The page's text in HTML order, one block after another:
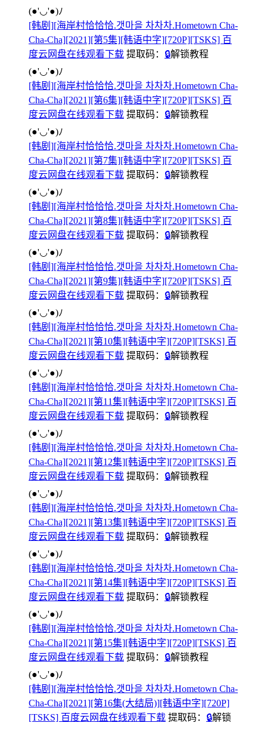
(●'◡'●)ﾉ
[韩剧][海岸村恰恰恰.갯마을 차차차.Hometown Cha-
Cha-Cha][2021][第5集][韩语中字][720P][TSKS] 百
度云网盘在线观看下载 提取码： 🔒解锁教程
(●'◡'●)ﾉ
[韩剧][海岸村恰恰恰.갯마을 차차차.Hometown Cha-
Cha-Cha][2021][第6集][韩语中字][720P][TSKS] 百
度云网盘在线观看下载 提取码： 🔒解锁教程
(●'◡'●)ﾉ
[韩剧][海岸村恰恰恰.갯마을 차차차.Hometown Cha-
Cha-Cha][2021][第7集][韩语中字][720P][TSKS] 百
度云网盘在线观看下载 提取码： 🔒解锁教程
(●'◡'●)ﾉ
[韩剧][海岸村恰恰恰.갯마을 차차차.Hometown Cha-
Cha-Cha][2021][第8集][韩语中字][720P][TSKS] 百
度云网盘在线观看下载 提取码： 🔒解锁教程
(●'◡'●)ﾉ
[韩剧][海岸村恰恰恰.갯마을 차차차.Hometown Cha-
Cha-Cha][2021][第9集][韩语中字][720P][TSKS] 百
度云网盘在线观看下载 提取码： 🔒解锁教程
(●'◡'●)ﾉ
[韩剧][海岸村恰恰恰.갯마을 차차차.Hometown Cha-
Cha-Cha][2021][第10集][韩语中字][720P][TSKS] 百
度云网盘在线观看下载 提取码： 🔒解锁教程
(●'◡'●)ﾉ
[韩剧][海岸村恰恰恰.갯마을 차차차.Hometown Cha-
Cha-Cha][2021][第11集][韩语中字][720P][TSKS] 百
度云网盘在线观看下载 提取码： 🔒解锁教程
(●'◡'●)ﾉ
[韩剧][海岸村恰恰恰.갯마을 차차차.Hometown Cha-
Cha-Cha][2021][第12集][韩语中字][720P][TSKS] 百
度云网盘在线观看下载 提取码： 🔒解锁教程
(●'◡'●)ﾉ
[韩剧][海岸村恰恰恰.갯마을 차차차.Hometown Cha-
Cha-Cha][2021][第13集][韩语中字][720P][TSKS] 百
度云网盘在线观看下载 提取码： 🔒解锁教程
(●'◡'●)ﾉ
[韩剧][海岸村恰恰恰.갯마을 차차차.Hometown Cha-
Cha-Cha][2021][第14集][韩语中字][720P][TSKS] 百
度云网盘在线观看下载 提取码： 🔒解锁教程
(●'◡'●)ﾉ
[韩剧][海岸村恰恰恰.갯마을 차차차.Hometown Cha-
Cha-Cha][2021][第15集][韩语中字][720P][TSKS] 百
度云网盘在线观看下载 提取码： 🔒解锁教程
(●'◡'●)ﾉ
[韩剧][海岸村恰恰恰.갯마을 차차차.Hometown Cha-
Cha-Cha][2021][第16集(大结局)][韩语中字][720P]
[TSKS] 百度云网盘在线观看下载 提取码： 🔒解锁